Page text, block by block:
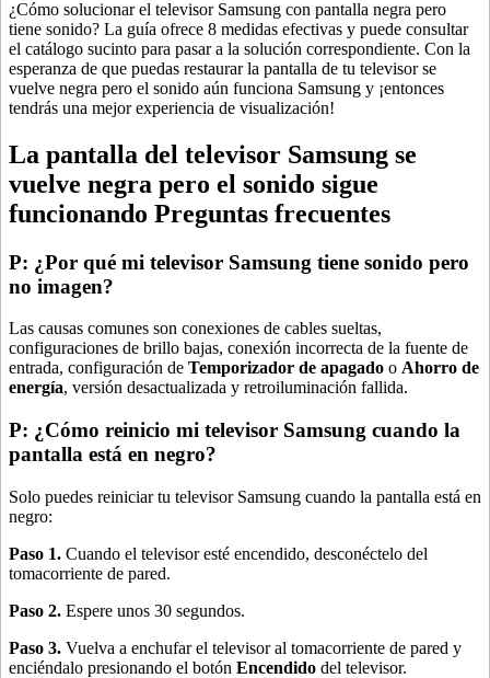
¿Cómo solucionar el televisor Samsung con pantalla negra pero
tiene sonido? La guía ofrece 8 medidas efectivas y puede consultar
el catálogo sucinto para pasar a la solución correspondiente. Con la
esperanza de que puedas restaurar la pantalla de tu televisor se
vuelve negra pero el sonido aún funciona Samsung y ¡entonces
tendrás una mejor experiencia de visualización!
La pantalla del televisor Samsung se
vuelve negra pero el sonido sigue
funcionando Preguntas frecuentes
P: ¿Por qué mi televisor Samsung tiene sonido pero
no imagen?
Las causas comunes son conexiones de cables sueltas,
configuraciones de brillo bajas, conexión incorrecta de la fuente de
entrada, configuración de Temporizador de apagado o Ahorro de
energía, versión desactualizada y retroiluminación fallida.
P: ¿Cómo reinicio mi televisor Samsung cuando la
pantalla está en negro?
Solo puedes reiniciar tu televisor Samsung cuando la pantalla está en
negro:
Paso 1. Cuando el televisor esté encendido, desconéctelo del
tomacorriente de pared.
Paso 2. Espere unos 30 segundos.
Paso 3. Vuelva a enchufar el televisor al tomacorriente de pared y
enciéndalo presionando el botón Encendido del televisor.